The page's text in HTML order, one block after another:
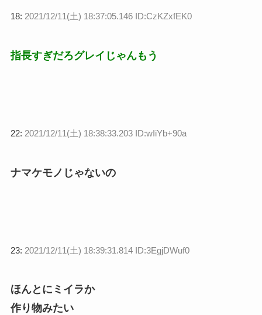
18: 2021/12/11(土) 18:37:05.146 ID:CzKZxfEK0
指長すぎだろグレイじゃんもう
22: 2021/12/11(土) 18:38:33.203 ID:wIiYb+90a
ナマケモノじゃないの
23: 2021/12/11(土) 18:39:31.814 ID:3EgjDWuf0
ほんとにミイラか
作り物みたい